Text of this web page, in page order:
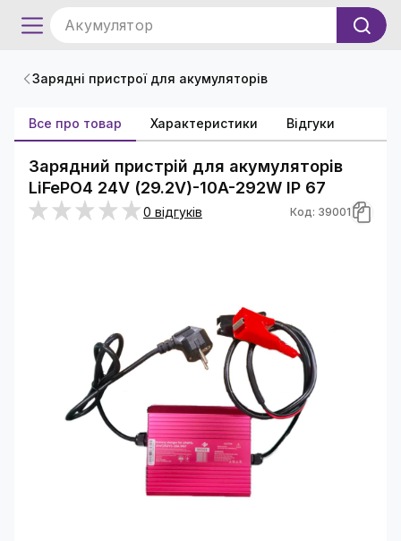
Акумулятор
Зарядні пристрої для акумуляторів
Все про товар Характеристики Відгуки
Зарядний пристрій для акумуляторів
LiFePO4 24V (29.2V)-10A-292W IP 67
0 відгуків Код: 39001